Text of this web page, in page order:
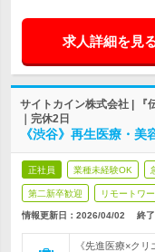
求人詳細を見
サイトカイン株式会社 | 『
｜完休2日
《渋谷》再生医療・
正社員 業種未経験OK
第二新卒歓迎 リモートワ
情報更新日：2026/04/02 終
《先進医療×ク